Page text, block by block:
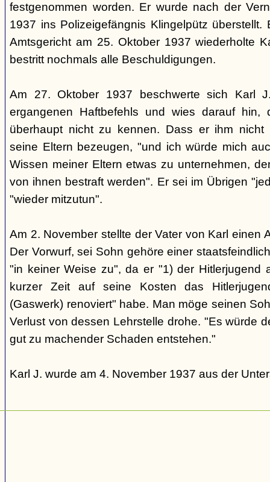
festgenommen worden. Er wurde nach der
1937 ins Polizeigefängnis Klingelpütz überstellt.
Amtsgericht am 25. Oktober 1937 wiederholte
bestritt nochmals alle Beschuldigungen.
Am 27. Oktober 1937 beschwerte sich Karl
ergangenen Haftbefehls und wies darauf hin,
überhaupt nicht zu kennen. Dass er ihm nicht
seine Eltern bezeugen, "und ich würde mich
Wissen meiner Eltern etwas zu unternehmen,
von ihnen bestraft werden". Er sei im Übrigen
"wieder mitzutun".
Am 2. November stellte der Vater von Karl einen
Der Vorwurf, sei Sohn gehöre einer
"in keiner Weise zu", da er "1) der Hitlerjugend
kurzer Zeit auf seine Kosten das
(Gaswerk) renoviert" habe. Man möge seinen
Verlust von dessen Lehrstelle drohe. "Es würde
gut zu machender Schaden entstehen."
Karl J. wurde am 4. November 1937 aus der